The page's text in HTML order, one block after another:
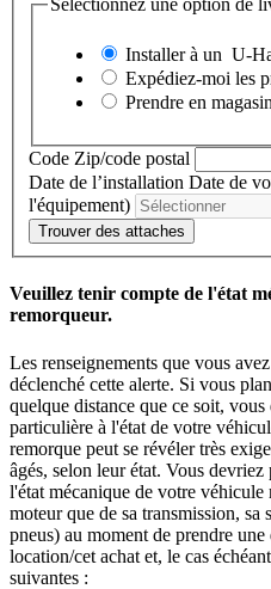
Sélectionnez une option de
Installer à un U-
Expédiez-moi les
Prendre en magasin
Code Zip/code postal
Date de l’installation Date de
l'équipement)
Trouver des attaches
Veuillez tenir compte de l'état
remorqueur.
Les renseignements que vous
déclenché cette alerte. Si vous
quelque distance que ce soit,
particulière à l'état de votre
remorque peut se révéler très
âgés, selon leur état. Vous
l'état mécanique de votre véhicule
moteur que de sa transmission, sa
pneus) au moment de prendre
location/cet achat et, le cas
suivantes :